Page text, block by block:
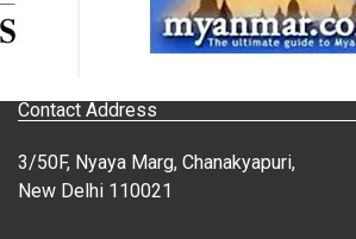
Contact Address
3/50F, Nyaya Marg, Chanakyapuri,
New Delhi 110021